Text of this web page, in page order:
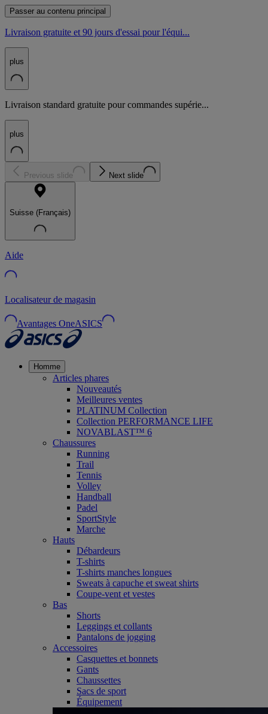
Passer au contenu principal
Livraison gratuite et 90 jours d'essai pour l'équi...
plus
Livraison standard gratuite pour commandes supérie...
plus
Previous slide Next slide
Suisse (Français)
Aide
Localisateur de magasin
Avantages OneASICS
Homme
Articles phares
Nouveautés
Meilleures ventes
PLATINUM Collection
Collection PERFORMANCE LIFE
NOVABLAST™ 6
Chaussures
Running
Trail
Tennis
Volley
Handball
Padel
SportStyle
Marche
Hauts
Débardeurs
T-shirts
T-shirts manches longues
Sweats à capuche et sweat shirts
Coupe-vent et vestes
Bas
Shorts
Leggings et collants
Pantalons de jogging
Accessoires
Casquettes et bonnets
Gants
Chaussettes
Sacs de sport
Équipement